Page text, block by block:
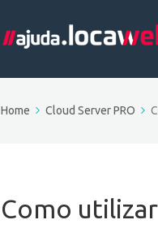
Home Cloud Server PRO
Como